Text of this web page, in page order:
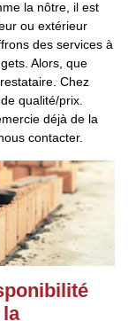
la nôtre, il est
ou extérieur
des services à
Alors, que
Chez
qualité/prix.
déjà de la
contacter.